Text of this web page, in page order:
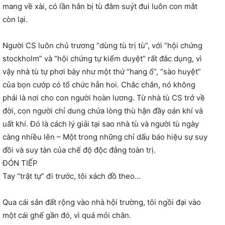
mang về xài, có lần hắn bị tù đâm suýt đui luôn con mắt
còn lại.
Người CS luôn chủ trương “dùng tù trị tù”, với “hội chứng
stockholm” và “hội chứng tự kiểm duyệt” rất đắc dụng, vì
vậy nhà tù tự phơi bày như một thứ “hang ổ”, “sào huyệt”
của bọn cướp có tổ chức hẳn hoi. Chắc chắn, nó không
phải là nơi cho con người hoàn lương. Từ nhà tù CS trở về
đời, con người chỉ dung chứa lòng thù hận đầy oán khí và
uất khí. Đó là cách lý giải tại sao nhà tù và người tù ngày
càng nhiều lên – Một trong những chỉ dấu báo hiệu sự suy
đồi và suy tàn của chế độ độc đảng toàn trị.
ĐÓN TIẾP
Tay “trật tự” đi trước, tôi xách đồ theo…
Qua cái sân đất rộng vào nhà hội trường, tôi ngồi đại vào
một cái ghế gần đó, vì quá mỏi chân.